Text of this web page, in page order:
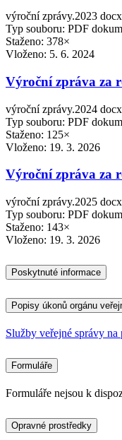
výroční zprávy.2023
Typ souboru: PDF
Staženo: 378×
Vloženo: 5. 6. 2024
Výroční zpráva za
výroční zprávy.2024
Typ souboru: PDF
Staženo: 125×
Vloženo: 19. 3. 2026
Výroční zpráva za
výroční zprávy.2025
Typ souboru: PDF
Staženo: 143×
Vloženo: 19. 3. 2026
Poskytnuté informace
Popisy úkonů orgánu
Služby veřejné správy na
Formuláře
Formuláře nejsou k
Opravné prostředky